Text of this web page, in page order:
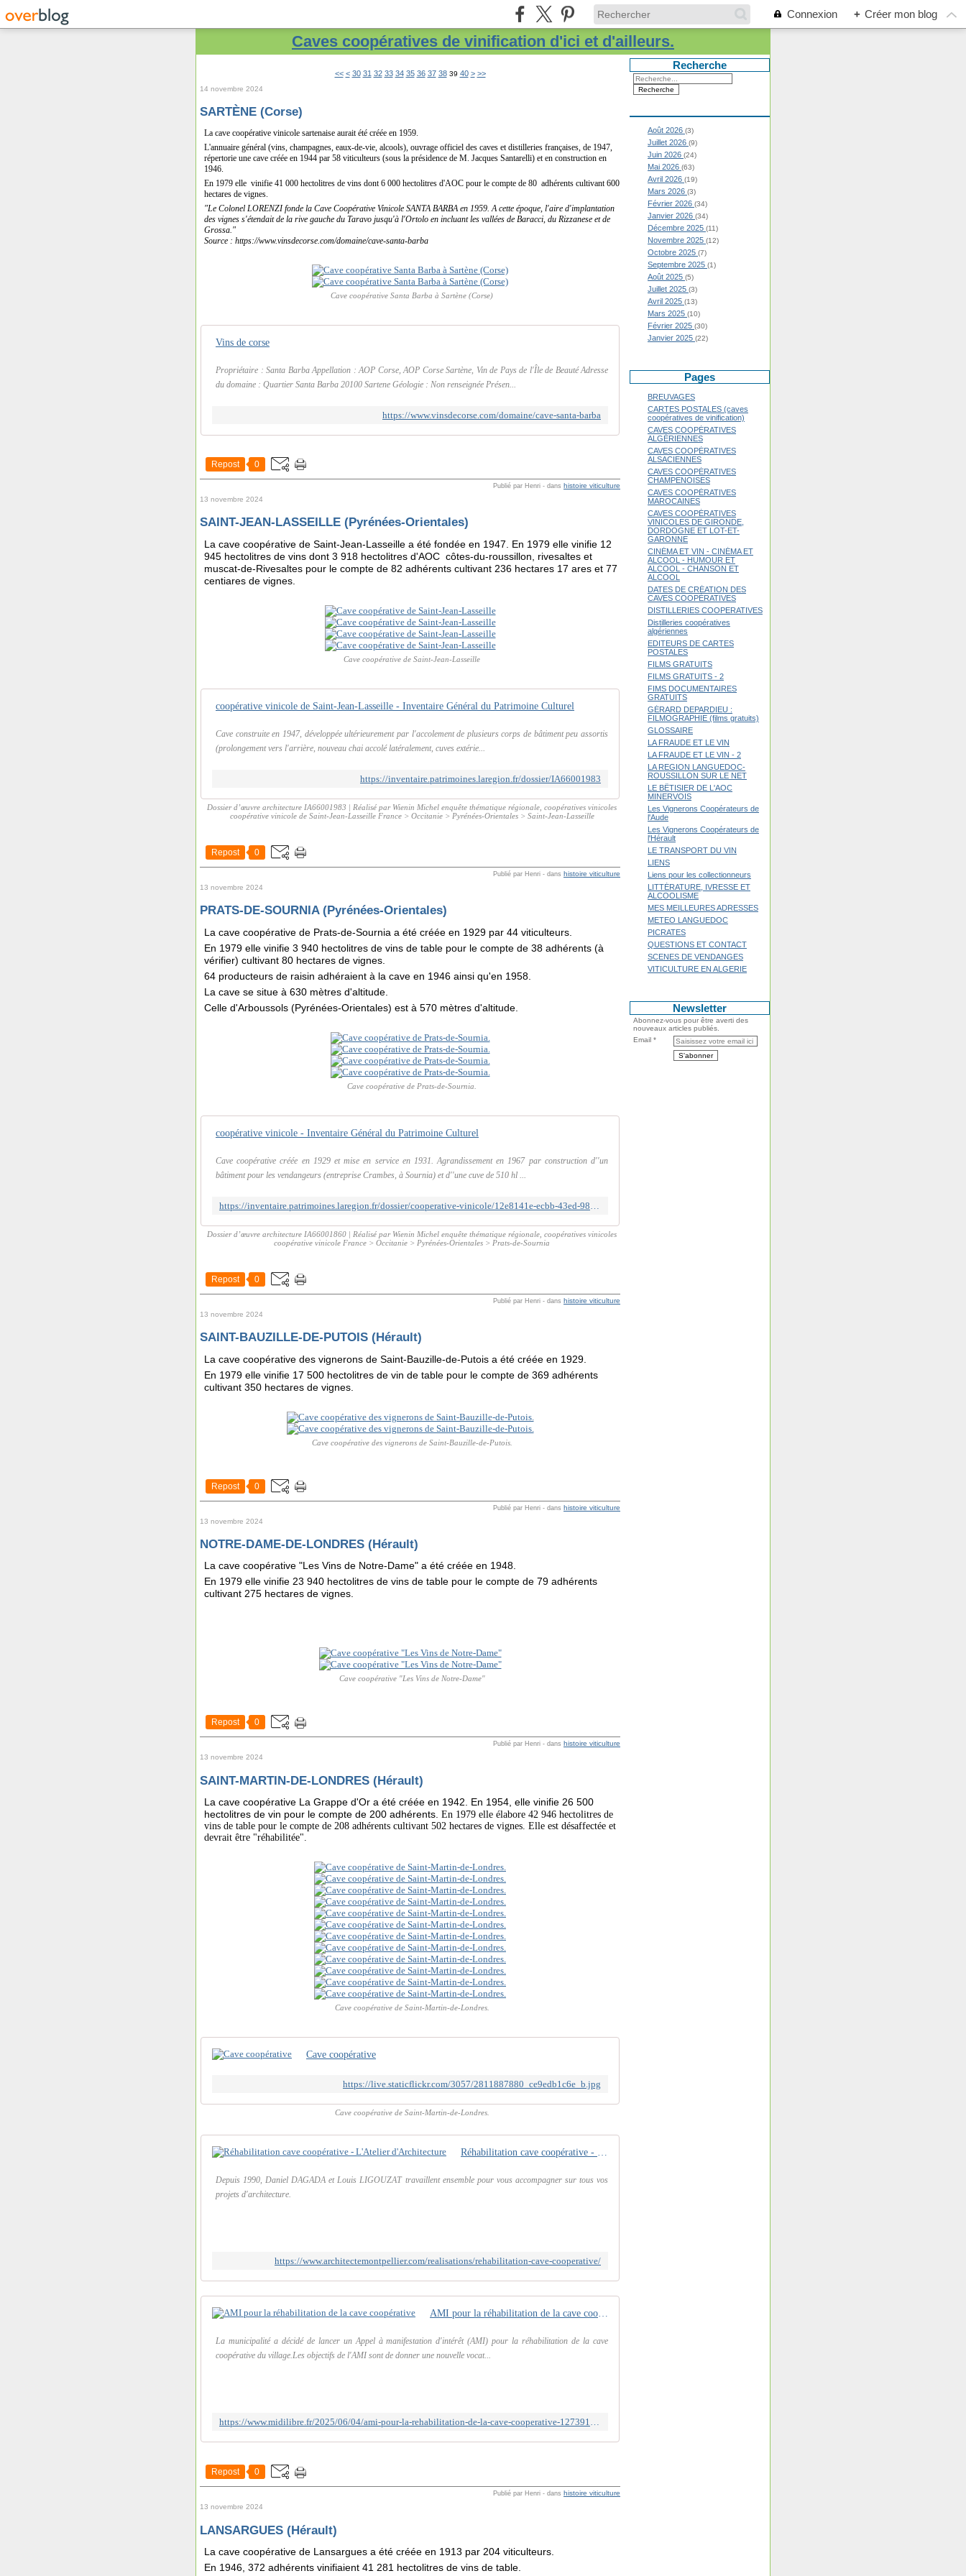
Connexion + Créer mon blog
Caves coopératives de vinification d'ici et d'ailleurs.
<< < 10
20
30 31 32 33 34 35 36 37 38 39 40 50
60
70
80
90
> >>
14 novembre 2024
SARTÈNE (Corse)
La cave coopérative vinicole sartenaise aurait été créée en 1959.
L'annuaire général (vins, champagnes, eaux-de-vie, alcools), ouvrage officiel des caves et distilleries françaises, de 1947,
répertorie une cave créée en 1944 par 58 viticulteurs (sous la présidence de M. Jacques Santarelli) et en construction en
1946.
En 1979 elle vinifie 41 000 hectolitres de vins dont 6 000 hectolitres d'AOC pour le compte de 80 adhérents cultivant 600
hectares de vignes.
"Le Colonel LORENZI fonde la Cave Coopérative Vinicole SANTA BARBA en 1959. A cette époque, l'aire d'implantation
des vignes s'étendait de la rive gauche du Taravo jusqu'à l'Ortolo en incluant les vallées de Baracci, du Rizzanese et de
Grossa."
Source : https://www.vinsdecorse.com/domaine/cave-santa-barba
Cave coopérative Santa Barba à Sartène (Corse)
Vins de corse
Propriétaire : Santa Barba Appellation : AOP Corse, AOP Corse Sartène, Vin de Pays de l'Île de Beauté Adresse
du domaine : Quartier Santa Barba 20100 Sartene Géologie : Non renseignée Présen...
https://www.vinsdecorse.com/domaine/cave-santa-barba
Repost 0
Publié par Henri - dans histoire viticulture
13 novembre 2024
SAINT-JEAN-LASSEILLE (Pyrénées-Orientales)
La cave coopérative de Saint-Jean-Lasseille a été fondée en 1947. En 1979 elle vinifie 12
945 hectolitres de vins dont 3 918 hectolitres d'AOC côtes-du-roussillon, rivesaltes et
muscat-de-Rivesaltes pour le compte de 82 adhérents cultivant 236 hectares 17 ares et 77
centiares de vignes.
Cave coopérative de Saint-Jean-Lasseille
coopérative vinicole de Saint-Jean-Lasseille - Inventaire Général du Patrimoine Culturel
Cave construite en 1947, développée ultérieurement par l'accolement de plusieurs corps de bâtiment peu assortis
(prolongement vers l'arrière, nouveau chai accolé latéralement, cuves extérie...
https://inventaire.patrimoines.laregion.fr/dossier/IA66001983
Dossier d’œuvre architecture IA66001983 | Réalisé par Wienin Michel enquête thématique régionale, coopératives vinicoles
coopérative vinicole de Saint-Jean-Lasseille France > Occitanie > Pyrénées-Orientales > Saint-Jean-Lasseille
Repost 0
Publié par Henri - dans histoire viticulture
13 novembre 2024
PRATS-DE-SOURNIA (Pyrénées-Orientales)
La cave coopérative de Prats-de-Sournia a été créée en 1929 par 44 viticulteurs.
En 1979 elle vinifie 3 940 hectolitres de vins de table pour le compte de 38 adhérents (à
vérifier) cultivant 80 hectares de vignes.
64 producteurs de raisin adhéraient à la cave en 1946 ainsi qu'en 1958.
La cave se situe à 630 mètres d'altitude.
Celle d'Arboussols (Pyrénées-Orientales) est à 570 mètres d'altitude.
Cave coopérative de Prats-de-Sournia.
coopérative vinicole - Inventaire Général du Patrimoine Culturel
Cave coopérative créée en 1929 et mise en service en 1931. Agrandissement en 1967 par construction d''un
bâtiment pour les vendangeurs (entreprise Crambes, à Sournia) et d''une cuve de 510 hl ...
Dossier d’œuvre architecture IA66001860 | Réalisé par Wienin Michel enquête thématique régionale, coopératives vinicoles
coopérative vinicole France > Occitanie > Pyrénées-Orientales > Prats-de-Sournia
Repost 0
Publié par Henri - dans histoire viticulture
13 novembre 2024
SAINT-BAUZILLE-DE-PUTOIS (Hérault)
La cave coopérative des vignerons de Saint-Bauzille-de-Putois a été créée en 1929.
En 1979 elle vinifie 17 500 hectolitres de vin de table pour le compte de 369 adhérents
cultivant 350 hectares de vignes.
Cave coopérative des vignerons de Saint-Bauzille-de-Putois.
Repost 0
Publié par Henri - dans histoire viticulture
13 novembre 2024
NOTRE-DAME-DE-LONDRES (Hérault)
La cave coopérative "Les Vins de Notre-Dame" a été créée en 1948.
En 1979 elle vinifie 23 940 hectolitres de vins de table pour le compte de 79 adhérents
cultivant 275 hectares de vignes.
Cave coopérative "Les Vins de Notre-Dame"
Repost 0
Publié par Henri - dans histoire viticulture
13 novembre 2024
SAINT-MARTIN-DE-LONDRES (Hérault)
La cave coopérative La Grappe d'Or a été créée en 1942. En 1954, elle vinifie 26 500
hectolitres de vin pour le compte de 200 adhérents. En 1979 elle élabore 42 946 hectolitres de
vins de table pour le compte de 208 adhérents cultivant 502 hectares de vignes. Elle est désaffectée et
devrait être "réhabilitée".
Cave coopérative de Saint-Martin-de-Londres.
Cave coopérative
https://live.staticflickr.com/3057/2811887880_ce9edb1c6e_b.jpg
Cave coopérative de Saint-Martin-de-Londres.
Réhabilitation cave coopérative - L'Atelier d'Architecture
Depuis 1990, Daniel DAGADA et Louis LIGOUZAT travaillent ensemble pour vous accompagner sur tous vos
projets d'architecture.
https://www.architectemontpellier.com/realisations/rehabilitation-cave-cooperative/
AMI pour la réhabilitation de la cave coopérative
La municipalité a décidé de lancer un Appel à manifestation d'intérêt (AMI) pour la réhabilitation de la cave
coopérative du village.Les objectifs de l'AMI sont de donner une nouvelle vocat...
https://www.midilibre.fr/2025/06/04/ami-pour-la-rehabilitation-de-la-cave-cooperative-12739102.php
Repost 0
Publié par Henri - dans histoire viticulture
13 novembre 2024
LANSARGUES (Hérault)
La cave coopérative de Lansargues a été créée en 1913 par 204 viticulteurs.
En 1946, 372 adhérents vinifiaient 41 281 hectolitres de vins de table.
Recherche
Août 2026 (3)
Juillet 2026 (9)
Juin 2026 (24)
Mai 2026 (63)
Avril 2026 (19)
Mars 2026 (3)
Février 2026 (34)
Janvier 2026 (34)
Décembre 2025 (11)
Novembre 2025 (12)
Octobre 2025 (7)
Septembre 2025 (1)
Août 2025 (5)
Juillet 2025 (3)
Avril 2025 (13)
Mars 2025 (10)
Février 2025 (30)
Janvier 2025 (22)
Pages
BREUVAGES
CARTES POSTALES (caves
coopératives de vinification)
CAVES COOPÉRATIVES
ALGÉRIENNES
CAVES COOPÉRATIVES
ALSACIENNES
CAVES COOPÉRATIVES
CHAMPENOISES
CAVES COOPÉRATIVES
MAROCAINES
CAVES COOPÉRATIVES
VINICOLES DE GIRONDE,
DORDOGNE ET LOT-ET-
GARONNE
CINÉMA ET VIN - CINÉMA ET
ALCOOL - HUMOUR ET
ALCOOL - CHANSON ET
ALCOOL
DATES DE CRÉATION DES
CAVES COOPÉRATIVES
DISTILLERIES COOPERATIVES
Distilleries coopératives
algériennes
EDITEURS DE CARTES
POSTALES
FILMS GRATUITS
FILMS GRATUITS - 2
FIMS DOCUMENTAIRES
GRATUITS
GÉRARD DEPARDIEU :
FILMOGRAPHIE (films gratuits)
GLOSSAIRE
LA FRAUDE ET LE VIN
LA FRAUDE ET LE VIN - 2
LA REGION LANGUEDOC-
ROUSSILLON SUR LE NET
LE BÊTISIER DE L'AOC
MINERVOIS
Les Vignerons Coopérateurs de
l'Aude
Les Vignerons Coopérateurs de
l'Hérault
LE TRANSPORT DU VIN
LIENS
Liens pour les collectionneurs
LITTÉRATURE, IVRESSE ET
ALCOOLISME
MES MEILLEURES ADRESSES
METEO LANGUEDOC
PICRATES
QUESTIONS ET CONTACT
SCENES DE VENDANGES
VITICULTURE EN ALGERIE
Newsletter
Abonnez-vous pour être averti des
nouveaux articles publiés.
Email